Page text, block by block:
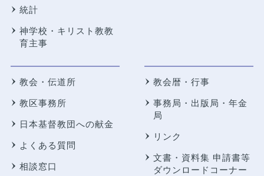
統計
神学校・キリスト教教
育主事
教会・伝道所
教区事務所
日本基督教団への献金
よくある質問
相談窓口
教会暦・行事
事務局・出版局・年金
局
リンク
文書・資料集 申請書等
ダウンロードコーナー